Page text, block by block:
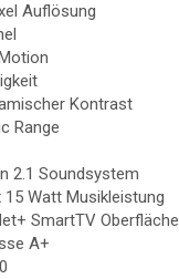
Auflösung
Kontrast
Range
2.1 Soundsystem
Watt Musikleistung
SmartTV Oberfläche
A+